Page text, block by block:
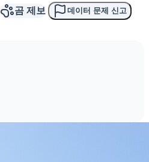
곰 제보 데이터 문제 신고